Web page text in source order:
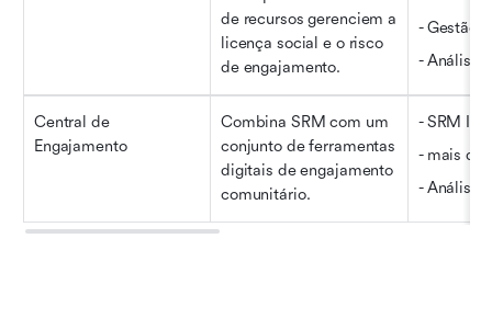
de recursos gerenciem a
licença social e o risco
de engajamento.
- Gestão
- Análise
Central de
Engajamento
Combina SRM com um
conjunto de ferramentas
digitais de engajamento
comunitário.
- SRM
- mais de
- Análise